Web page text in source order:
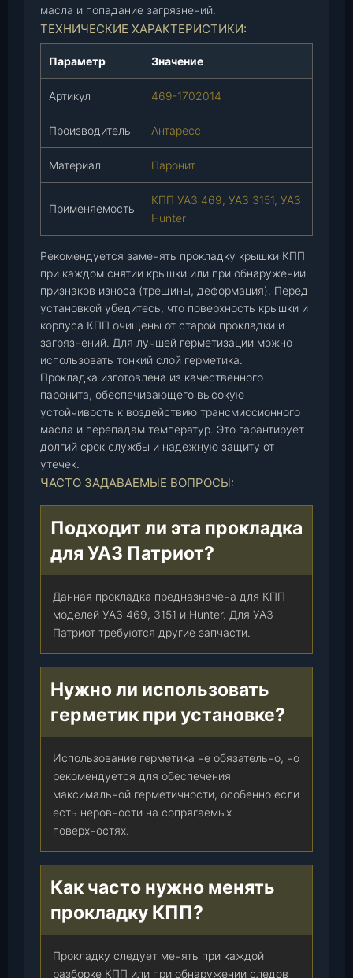
1
4
(
н
а
е
)
ш
т
масла и попадание загрязнений.
ТЕХНИЧЕСКИЕ ХАРАКТЕРИСТИКИ:
Параметр Значение
Артикул 469-1702014
Производитель Антаресс
Материал Паронит
Применяемость
КПП УАЗ 469, УАЗ 3151, УАЗ
Hunter
Рекомендуется заменять прокладку крышки КПП
при каждом снятии крышки или при обнаружении
признаков износа (трещины, деформация). Перед
установкой убедитесь, что поверхность крышки и
корпуса КПП очищены от старой прокладки и
загрязнений. Для лучшей герметизации можно
использовать тонкий слой герметика.
Прокладка изготовлена из качественного
паронита, обеспечивающего высокую
устойчивость к воздействию трансмиссионного
масла и перепадам температур. Это гарантирует
долгий срок службы и надежную защиту от
утечек.
ЧАСТО ЗАДАВАЕМЫЕ ВОПРОСЫ:
Подходит ли эта прокладка
для УАЗ Патриот?
Данная прокладка предназначена для КПП
моделей УАЗ 469, 3151 и Hunter. Для УАЗ
Патриот требуются другие запчасти.
Нужно ли использовать
герметик при установке?
Использование герметика не обязательно, но
рекомендуется для обеспечения
максимальной герметичности, особенно если
есть неровности на сопрягаемых
поверхностях.
Как часто нужно менять
прокладку КПП?
Прокладку следует менять при каждой
разборке КПП или при обнаружении следов